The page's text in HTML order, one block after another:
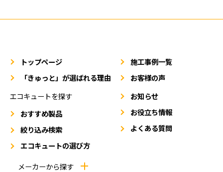
トップページ
「きゅっと」が選ばれる理由
エコキュートを探す
おすすめ製品
絞り込み検索
エコキュートの選び方
メーカーから探す
施工事例一覧
お客様の声
お知らせ
お役立ち情報
よくある質問